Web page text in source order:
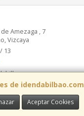
de idendabilbao.com
Aceptar Cookies
Amezaga , 7
,Vizcaya
13